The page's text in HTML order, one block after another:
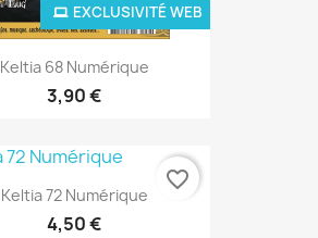
Keltia 68 Numérique
3,90 €
EXCLUSIVITÉ WEB
Keltia 72 Numérique
4,50 €
favorite_border